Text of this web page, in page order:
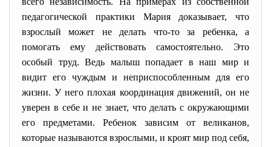
педагогической практики Мария доказывает, что
взрослый может не делать что-то за ребенка, а
помогать ему действовать самостоятельно. Это
особый труд. Ведь малыш попадает в наш мир и
видит его чуждым и неприспособленным для его
жизни. У него плохая координация движений, он не
уверен в себе и не знает, что делать с окружающими
его предметами. Ребенок зависим от великанов,
которые называются взрослыми, и кроят мир под себя,